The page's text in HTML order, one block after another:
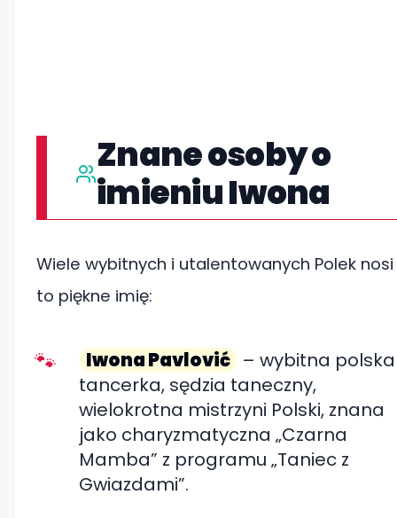
Znane osoby o
imieniu Iwona
Wiele wybitnych i utalentowanych Polek nosi
to piękne imię:
Iwona Pavlović – wybitna polska
tancerka, sędzia taneczny,
wielokrotna mistrzyni Polski, znana
jako charyzmatyczna „Czarna
Mamba” z programu „Taniec z
Gwiazdami”.